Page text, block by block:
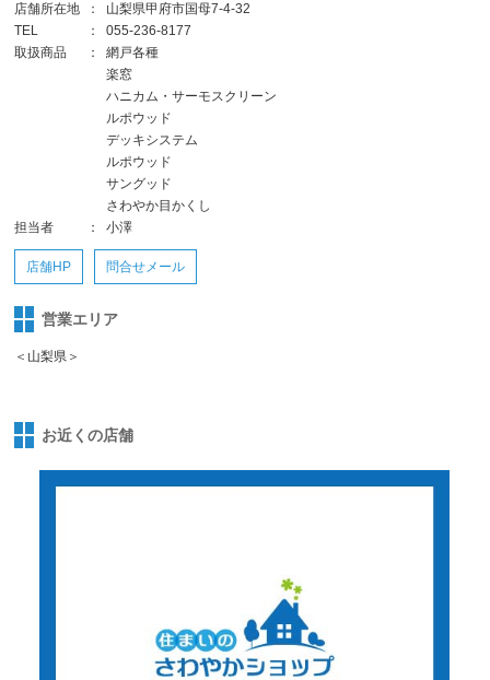
店舗所在地 ：
山梨県甲府市国母7-4-32
TEL
：
055-236-8177
取扱商品
：
網戸各種
楽窓
ハニカム・サーモスクリーン
ルポウッド
デッキシステム
ルポウッド
サングッド
さわやか目かくし
担当者
： 小澤
店舗HP 問合せメール
営業エリア
＜山梨県＞
お近くの店舗